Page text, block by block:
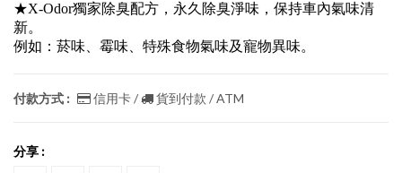
★X-Odor獨家除臭配方，永久除臭淨味，保持車內氣味清
新。
例如：菸味、霉味、特殊食物氣味及寵物異味。
付款方式 : 信用卡 / 貨到付款 / ATM
分享 :